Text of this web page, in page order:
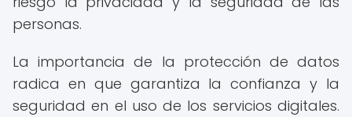
personas.
La importancia de la protección de datos
radica en que garantiza la confianza y la
seguridad en el uso de los servicios digitales.